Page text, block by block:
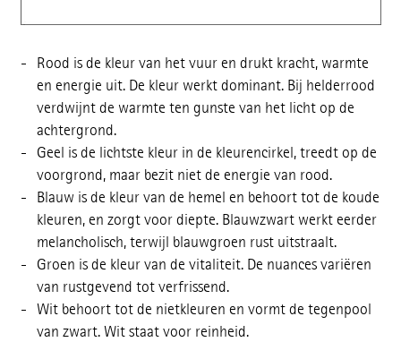
Rood is de kleur van het vuur en drukt kracht, warmte
en energie uit. De kleur werkt dominant. Bij helderrood
verdwijnt de warmte ten gunste van het licht op de
achtergrond.
Geel is de lichtste kleur in de kleurencirkel, treedt op de
voorgrond, maar bezit niet de energie van rood.
Blauw is de kleur van de hemel en behoort tot de koude
kleuren, en zorgt voor diepte. Blauwzwart werkt eerder
melancholisch, terwijl blauwgroen rust uitstraalt.
Groen is de kleur van de vitaliteit. De nuances variëren
van rustgevend tot verfrissend.
Wit behoort tot de nietkleuren en vormt de tegenpool
van zwart. Wit staat voor reinheid.